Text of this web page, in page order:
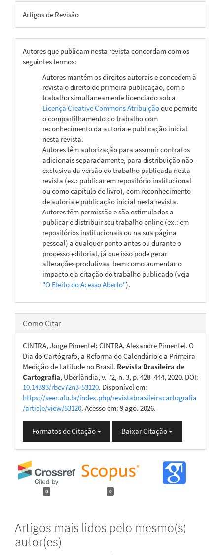
Artigos de Revisão
Autores que publicam nesta revista concordam com os
seguintes termos:
Autores mantém os direitos autorais e concedem à
revista o direito de primeira publicação, com o
trabalho simultaneamente licenciado sob a
Licença Creative Commons Atribuiçãoque permite
o compartilhamento do trabalho com
reconhecimento da autoria e publicação inicial
nesta revista.
Autores têm autorização para assumir contratos
adicionais separadamente, para distribuição não-
exclusiva da versão do trabalho publicada nesta
revista (ex.: publicar em repositório institucional
ou como capítulo de livro), com reconhecimento
de autoria e publicação inicial nesta revista.
Autores têm permissão e são estimulados a
publicar e distribuir seu trabalho online (ex.: em
repositórios institucionais ou na sua página
pessoal) a qualquer ponto antes ou durante o
processo editorial, já que isso pode gerar
alterações produtivas, bem como aumentar o
impacto e a citação do trabalho publicado (veja
"O Efeito do Acesso Aberto").
Como Citar
CINTRA, Jorge Pimentel; CINTRA, Alexandre Pimentel. O
Dia do Cartógrafo, a Reforma do Calendário e a Primeira
Medição de Latitude no Brasil. Revista Brasileira de
Cartografia, Uberlândia, v. 72, n. 3, p. 428–444, 2020. DOI:
10.14393/rbcv72n3-53120. Disponível em:
https://seer.ufu.br/index.php/revistabrasileiracartografia
/article/view/53120. Acesso em: 9 ago. 2026.
Formatos de Citação Baixar Citação
0 0
Artigos mais lidos pelo mesmo(s)
autor(es)